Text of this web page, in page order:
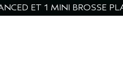
ET 1 MINI BROSSE